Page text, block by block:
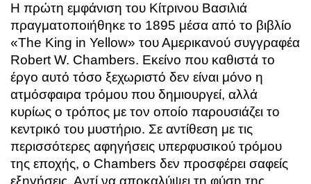
Η πρώτη εμφάνιση του Κίτρινου Βασιλιά
πραγματοποιήθηκε το 1895 μέσα από το βιβλίο
«The King in Yellow» του Αμερικανού συγγραφέα
Robert W. Chambers. Εκείνο που καθιστά το
έργο αυτό τόσο ξεχωριστό δεν είναι μόνο η
ατμόσφαιρα τρόμου που δημιουργεί, αλλά
κυρίως ο τρόπος με τον οποίο παρουσιάζει το
κεντρικό του μυστήριο. Σε αντίθεση με τις
περισσότερες αφηγήσεις υπερφυσικού τρόμου
της εποχής, ο Chambers δεν προσφέρει σαφείς
εξηγήσεις. Αντί να αποκαλύψει τη φύση της